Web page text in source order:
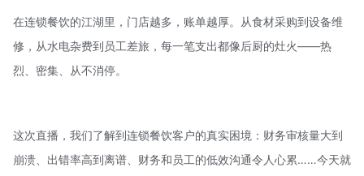
在连锁餐饮的江湖里，门店越多，账单越厚。从食材采购到设备维
修，从水电杂费到员工差旅，每一笔支出都像后厨的灶火——热
烈、密集、从不消停。
这次直播，我们了解到连锁餐饮客户的真实困境：财务审核量大到
崩溃、出错率高到离谱、财务和员工的低效沟通令人心累……今天就